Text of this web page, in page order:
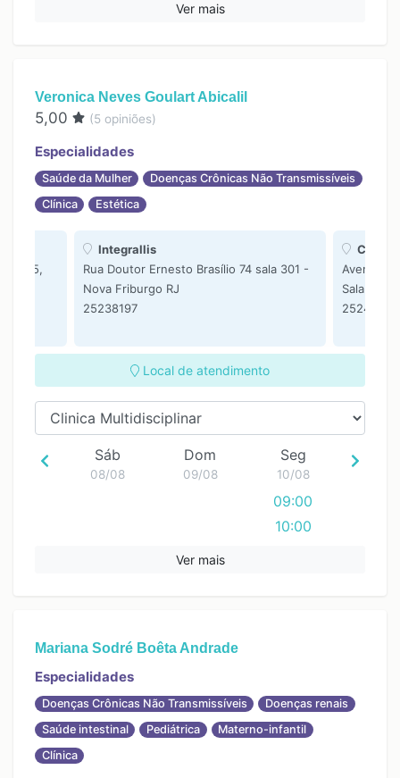
17:00
Ver mais
Veronica Neves Goulart Abicalil
5,00 (5 opiniões)
Especialidades
Saúde da Mulher
Doenças Crônicas Não Transmissíveis
Clínica
Estética
BL5,
Integrallis
Rua Doutor Ernesto Brasílio 74 sala 301 -
Nova Friburgo RJ
25238197
Avenida
Sala 317
25243068
Local de atendimento
Sáb
08/08
Dom
09/08
Seg
10/08
09:00
10:00
17:00
Ver mais
Mariana Sodré Boêta Andrade
Especialidades
Doenças Crônicas Não Transmissíveis
Doenças renais
Saúde intestinal
Pediátrica
Materno-infantil
Clínica